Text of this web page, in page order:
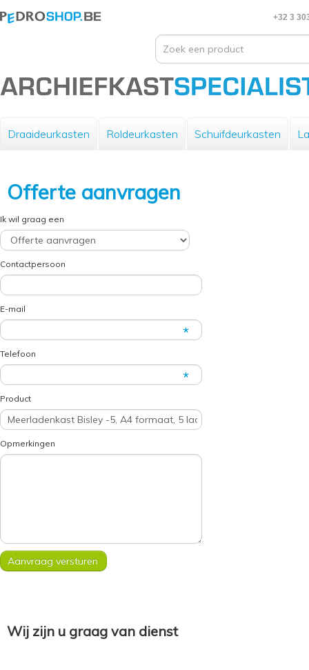
+32 3
Draaideurkasten Roldeurkasten Schuifdeurkasten
Offerte aanvragen
Ik wil graag een
Contactpersoon
E-mail
Telefoon
Product
Opmerkingen
Wij zijn u graag van dienst